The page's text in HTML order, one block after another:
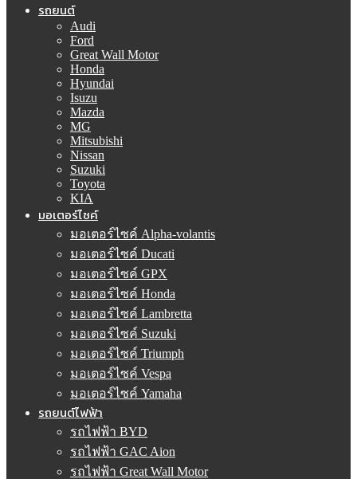
รถยนต์
Audi
Ford
Great Wall Motor
Honda
Hyundai
Isuzu
Mazda
MG
Mitsubishi
Nissan
Suzuki
Toyota
KIA
มอเตอร์ไซค์
มอเตอร์ไซค์ Alpha-volantis
มอเตอร์ไซค์ Ducati
มอเตอร์ไซค์ GPX
มอเตอร์ไซค์ Honda
มอเตอร์ไซค์ Lambretta
มอเตอร์ไซค์ Suzuki
มอเตอร์ไซค์ Triumph
มอเตอร์ไซค์ Vespa
มอเตอร์ไซค์ Yamaha
รถยนต์ไฟฟ้า
รถไฟฟ้า BYD
รถไฟฟ้า GAC Aion
รถไฟฟ้า Great Wall Motor